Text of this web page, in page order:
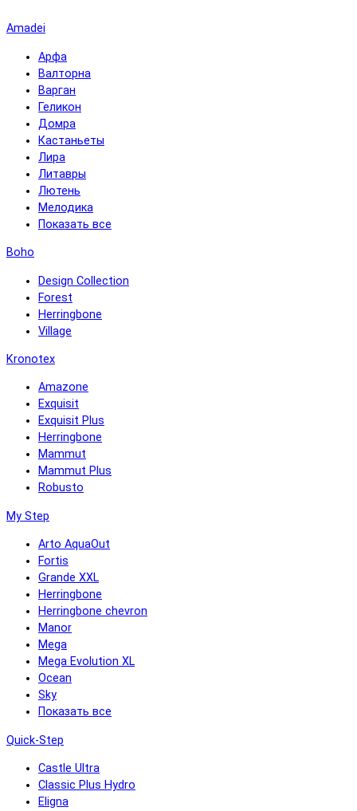
Amadei
Арфа
Валторна
Варган
Геликон
Домра
Кастаньеты
Лира
Литавры
Лютень
Мелодика
Показать все
Boho
Design Collection
Forest
Herringbone
Village
Kronotex
Amazone
Exquisit
Exquisit Plus
Herringbone
Mammut
Mammut Plus
Robusto
My Step
Arto AquaOut
Fortis
Grande XXL
Herringbone
Herringbone chevron
Manor
Mega
Mega Evolution XL
Ocean
Sky
Показать все
Quick-Step
Castle Ultra
Classic Plus Hydro
Eligna